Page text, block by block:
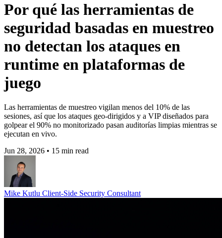
Por qué las herramientas de
seguridad basadas en muestreo
no detectan los ataques en
runtime en plataformas de
juego
Las herramientas de muestreo vigilan menos del 10% de las
sesiones, así que los ataques geo-dirigidos y a VIP diseñados para
golpear el 90% no monitorizado pasan auditorías limpias mientras se
ejecutan en vivo.
Jun 28, 2026 • 15 min read
Mike Kutlu Client-Side Security Consultant